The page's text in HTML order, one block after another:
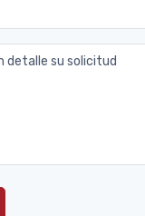
detalle su solicitud